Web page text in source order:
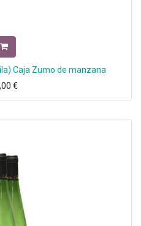
Caja Zumo de manzana
€